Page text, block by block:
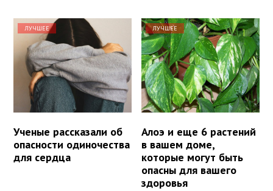
ЛУЧШЕЕ
Ученые рассказали об
опасности одиночества
для сердца
ЛУЧШЕЕ
Алоэ и еще 6 растений
в вашем доме,
которые могут быть
опасны для вашего
здоровья